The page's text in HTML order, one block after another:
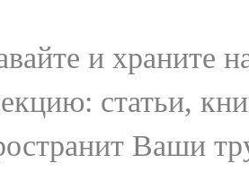
и храните
статьи,
Ваши